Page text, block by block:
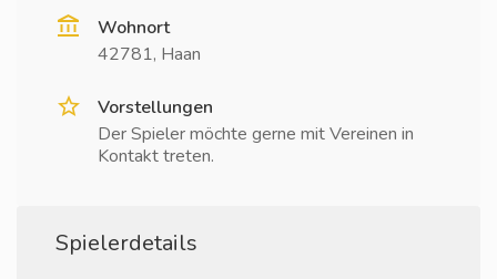
Wohnort
42781, Haan
Vorstellungen
Der Spieler möchte gerne mit Vereinen in
Kontakt treten.
Spielerdetails